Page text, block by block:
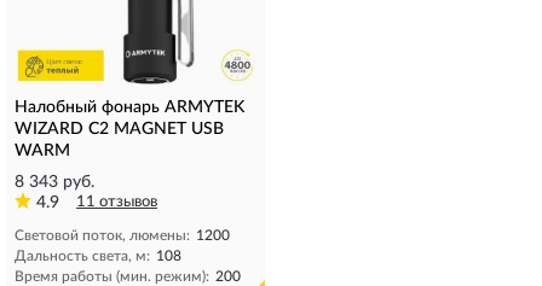
Налобный фонарь ARMYTEK
WIZARD C2 MAGNET USB
WARM
8 343 руб.
4.9
11 отзывов
Световой поток, люмены: 1200
Дальность света, м: 108
Время работы (мин. режим): 200